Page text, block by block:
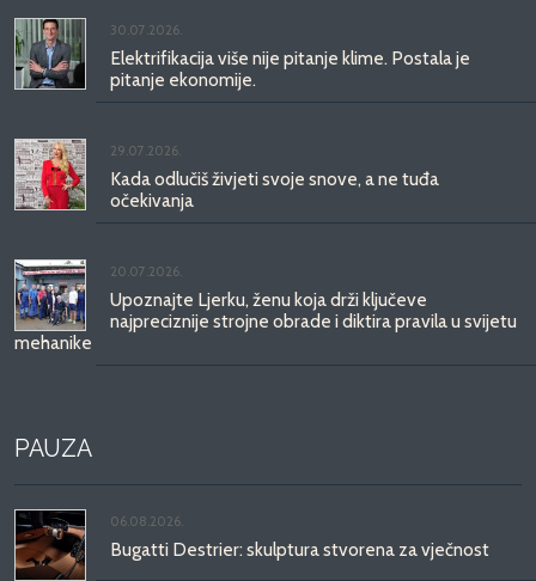
30.07.2026.
Elektrifikacija više nije pitanje klime. Postala je
pitanje ekonomije.
29.07.2026.
Kada odlučiš živjeti svoje snove, a ne tuđa
očekivanja
20.07.2026.
Upoznajte Ljerku, ženu koja drži ključeve
najpreciznije strojne obrade i diktira pravila u svijetu
mehanike
PAUZA
06.08.2026.
Bugatti Destrier: skulptura stvorena za vječnost